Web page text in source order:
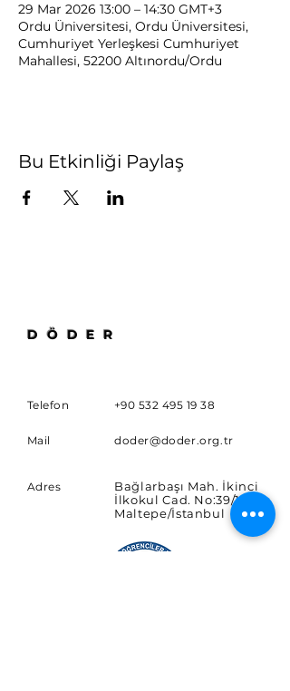
29 Mar 2026 13:00 – 14:30 GMT+3
Ordu Üniversitesi, Ordu Üniversitesi,
Cumhuriyet Yerleşkesi Cumhuriyet
Mahallesi, 52200 Altınordu/Ordu
Bu Etkinliği Paylaş
DÖDER
Telefon +90 532 495 19 38
Mail doder@doder.org.tr
Adres
Bağlarbaşı Mah. İkinci
İlkokul Cad. No:39/10
Maltepe/İstanbul